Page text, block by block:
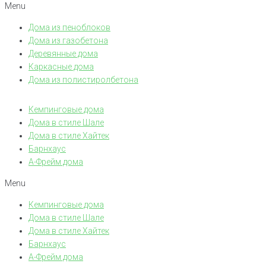
Menu
Дома из пеноблоков
Дома из газобетона
Деревянные дома
Каркасные дома
Дома из полистиролбетона
Кемпинговые дома
Дома в стиле Шале
Дома в стиле Хайтек
Барнхаус
А-Фрейм дома
Menu
Кемпинговые дома
Дома в стиле Шале
Дома в стиле Хайтек
Барнхаус
А-Фрейм дома